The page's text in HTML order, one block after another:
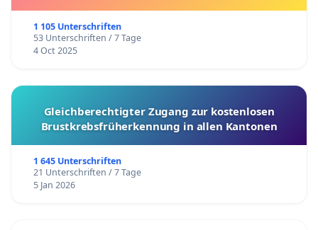
1 105 Unterschriften
53 Unterschriften / 7 Tage
4 Oct 2025
Gleichberechtigter Zugang zur kostenlosen
Brustkrebsfrüherkennung in allen Kantonen
1 645 Unterschriften
21 Unterschriften / 7 Tage
5 Jan 2026